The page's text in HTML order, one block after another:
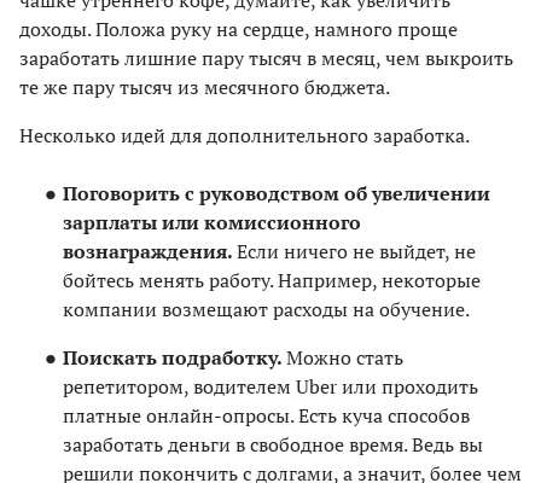
доходы. Положа руку на сердце, намного проще
заработать лишние пару тысяч в месяц, чем выкроить
те же пару тысяч из месячного бюджета.
Несколько идей для дополнительного заработка.
Поговорить с руководством об увеличении
зарплаты или комиссионного
вознаграждения.Если ничего не выйдет, не
бойтесь менять работу. Например, некоторые
компании возмещают расходы на обучение.
Поискать подработку.Можно стать
репетитором, водителем Uber или проходить
платные онлайн-опросы. Есть куча способов
заработать деньги в свободное время. Ведь вы
решили покончить с долгами, а значит, более чем